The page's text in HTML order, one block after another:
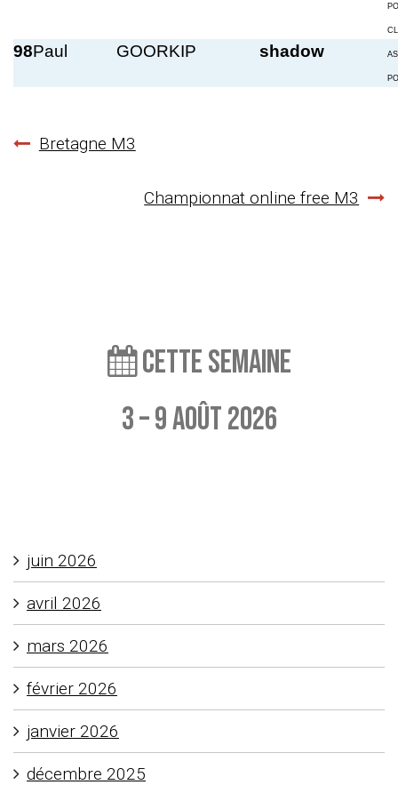
98Paul GOORKIP shadow
Navigation
Bretagne M3
Championnat online free M3
Cette semaine
3 – 9 août 2026
juin 2026
avril 2026
mars 2026
février 2026
janvier 2026
décembre 2025